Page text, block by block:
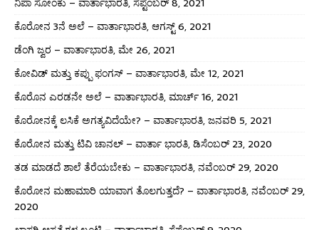
ಕೊರೋನ 3ನೆ ಅಲೆ – ವಾರ್ತಾಭಾರತಿ, ಆಗಸ್ಟ್ 6, 2021
ಡೆಂಗಿ ಜ್ವರ – ವಾರ್ತಾಭಾರತಿ, ಮೇ 26, 2021
ಕೋವಿಡ್ ಮತ್ತು ಕಪ್ಪು ಫಂಗಸ್ – ವಾರ್ತಾಭಾರತಿ, ಮೇ 12, 2021
ಕೊರೊನ ಎರಡನೇ ಅಲೆ – ವಾರ್ತಾಭಾರತಿ, ಮಾರ್ಚ್ 16, 2021
ಕೊರೋನಕ್ಕೆ ಲಸಿಕೆ ಅಗತ್ಯವಿದೆಯೇ? – ವಾರ್ತಾಭಾರತಿ, ಜನವರಿ 5, 2021
ಕೊರೋನ ಮತ್ತು ಟಿವಿ ಚಾನಲ್ – ವಾರ್ತಾ ಭಾರತಿ, ಡಿಸೆಂಬರ್ 23, 2020
ತಡ ಮಾಡದೆ ಶಾಲೆ ತೆರೆಯಬೇಕು – ವಾರ್ತಾಭಾರತಿ, ನವೆಂಬರ್ 29, 2020
ಕೊರೋನ ಮಹಾಮಾರಿ ಯಾವಾಗ ತೊಲಗುತ್ತದೆ? – ವಾರ್ತಾಭಾರತಿ, ನವೆಂಬರ್ 29,
2020